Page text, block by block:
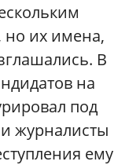
но их имена,
В
на
под
журналисты
ему